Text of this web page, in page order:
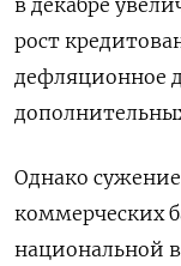
рост
дефляционное
Однако
коммерческих
национальной